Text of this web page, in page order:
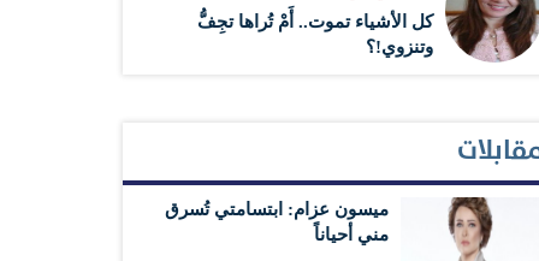
كل الأشياء تموت.. أَمْ تُراها تجِفُّ
وتنزوي!؟
ميسون عزام: ابتسامتي تُسرق
مني أحياناً